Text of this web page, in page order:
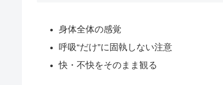
身体全体の感覚
呼吸“だけ”に固執しない注意
快・不快をそのまま観る